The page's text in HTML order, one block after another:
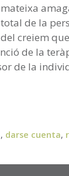
mateixa
total de la
del creiem
de la
de la
, darse cuenta,